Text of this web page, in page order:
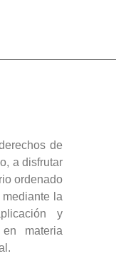
de
a disfrutar
ordenado
la
y
materia